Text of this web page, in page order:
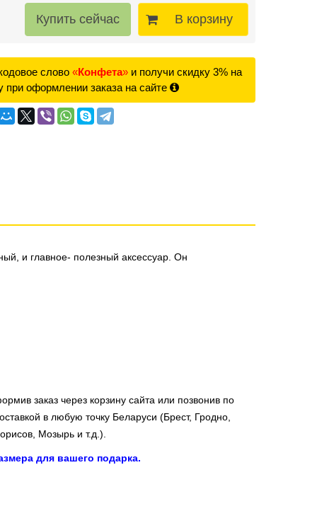
В корзину
слово «Конфета» и получи скидку 3% на
при оформлении заказа на сайте
и главное- полезный аксессуар. Он
заказ через корзину сайта или позвонив по
в любую точку Беларуси (Брест, Гродно,
Мозырь и т.д.).
для вашего подарка.